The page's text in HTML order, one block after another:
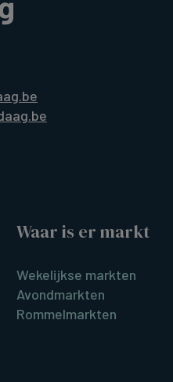
Waar is er markt
Wekelijkse markten
Avondmarkten
Rommelmarkten